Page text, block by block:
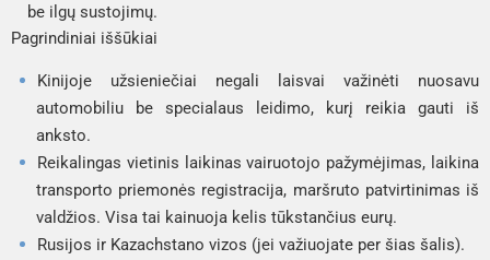
be ilgų sustojimų.
Pagrindiniai iššūkiai
Kinijoje užsieniečiai negali laisvai važinėti nuosavu
automobiliu be specialaus leidimo, kurį reikia gauti iš
anksto.
Reikalingas vietinis laikinas vairuotojo pažymėjimas, laikina
transporto priemonės registracija, maršruto patvirtinimas iš
valdžios. Visa tai kainuoja kelis tūkstančius eurų.
Rusijos ir Kazachstano vizos (jei važiuojate per šias šalis).